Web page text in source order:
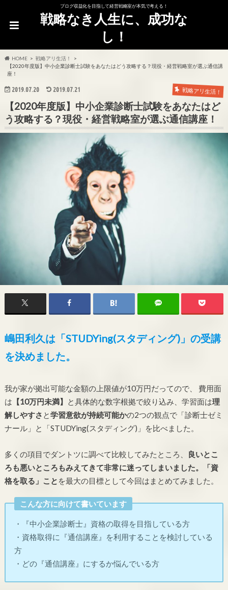
ブログ収益化を目指して経営戦略室が本気で考える！
戦略なき人生に、成功な
し！
HOME
戦略アリ生活！
【2020年度版】中小企業診断士試験をあなたはどう攻略する？現役・経営戦略室が選ぶ通信講
座！
2019.07.20 2019.07.21 戦略アリ生活！
【2020年度版】中小企業診断士試験をあなたはど
う攻略する？現役・経営戦略室が選ぶ通信講座！
嶋田利久は「STUDYing(スタディング)」の受講
を決めました。
我が家が拠出可能な金額の上限値が10万円だってので、 費用面
は 【10万円未満】 と具体的な数字根拠で絞り込み、学習面は理
解しやすさ と学習意欲が持続可能かの2つの観点で「診断士ゼミ
ナール」と「STUDYing(スタディング)」を比べました。
多くの項目でダントツに調べて比較してみたところ、
良いとこ
ろも悪いところもみえてきて非常に迷ってしまいました。「資
格を取る」こと を最大の目標として今回はまとめてみました。
こんな方に向けて書いています
・『中小企業診断士』資格の取得を目指している方
・資格取得に『通信講座』を利用することを検討している
方
・どの『通信講座』にするか悩んでいる方